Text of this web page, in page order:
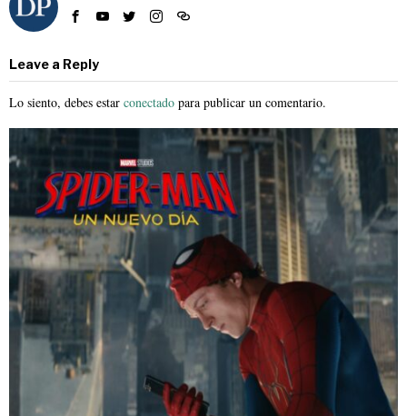
Leave a Reply
Lo siento, debes estar conectado para publicar un comentario.